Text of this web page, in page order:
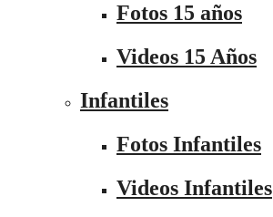
Fotos 15 años
Videos 15 Años
Infantiles
Fotos Infantiles
Videos Infantiles